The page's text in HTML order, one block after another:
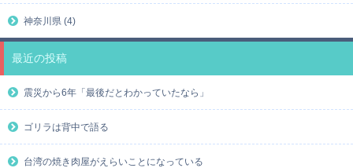
神奈川県 (4)
最近の投稿
震災から6年「最後だとわかっていたなら」
ゴリラは背中で語る
台湾の焼き肉屋がえらいことになっている